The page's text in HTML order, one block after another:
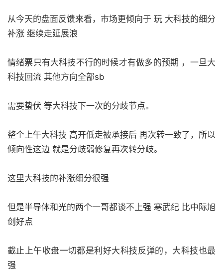
从今天的盘面反馈来看，市场更倾向于 玩 大科技的细分
补涨 继续走延展浪
情绪票只有大科技不行的时候才有做多的预期 ，一旦大
科技回流 其他方向全部sb
需要蛰伏 等大科技下一次的分歧节点。
整个上午大科技 高开低走被承接后 再次转一致了，所以
倾向性这边 就是分歧弱修复再次转分歧。
这里大科技的补涨细分很强
但是半导体和光的两个一哥都谈不上强 寒武纪 比中际旭
创好点
截止上午收盘一切都是利好大科技反弹的，大科技也最
强